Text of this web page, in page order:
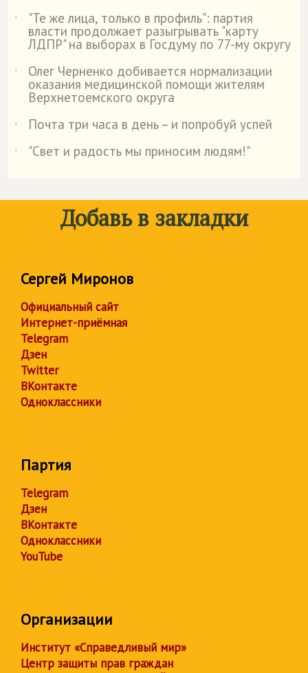
˙
"Те же лица, только в профиль": партия
власти продолжает разыгрывать "карту
ЛДПР" на выборах в Госдуму по 77-му округу
˙
Олег Черненко добивается нормализации
оказания медицинской помощи жителям
Верхнетоемского округа
˙
Почта три часа в день – и попробуй успей
˙
"Свет и радость мы приносим людям!"
Добавь в закладки
Сергей Миронов
Официальный сайт
Интернет-приёмная
Telegram
Дзен
Twitter
ВКонтакте
Одноклассники
Партия
Telegram
Дзен
ВКонтакте
Одноклассники
YouTube
Организации
Институт «Справедливый мир»
Центр защиты прав граждан